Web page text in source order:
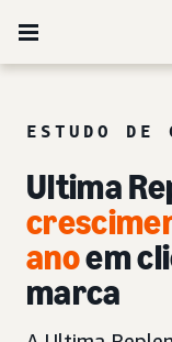
ESTUDO DE
Ultima
anoem
marca